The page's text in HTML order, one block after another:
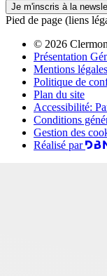
Je m'inscris à la
Pied de page (liens
© 2026
Présentation
Mentions légales
Politique de
Plan du site
Accessibilité:
Conditions
Gestion des
Réalisé par